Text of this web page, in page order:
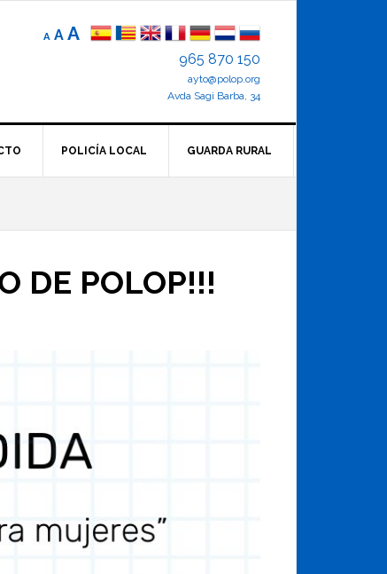
A
Reducir
elA Tamaño
AAumentar
de
letra
965 870 150
ayto@polop.org
Avda Sagi Barba, 34
POLICÍA LOCAL GUARDA RURAL
DE POLOP!!!